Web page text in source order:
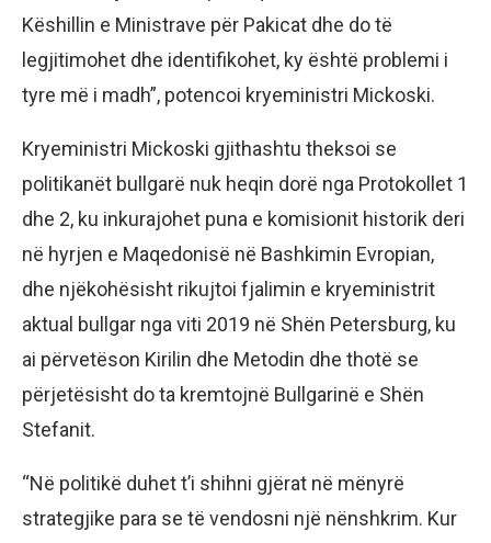
Këshillin e Ministrave për Pakicat dhe do të
legjitimohet dhe identifikohet, ky është problemi i
tyre më i madh”, potencoi kryeministri Mickoski.
Kryeministri Mickoski gjithashtu theksoi se
politikanët bullgarë nuk heqin dorë nga Protokollet 1
dhe 2, ku inkurajohet puna e komisionit historik deri
në hyrjen e Maqedonisë në Bashkimin Evropian,
dhe njëkohësisht rikujtoi fjalimin e kryeministrit
aktual bullgar nga viti 2019 në Shën Petersburg, ku
ai përvetëson Kirilin dhe Metodin dhe thotë se
përjetësisht do ta kremtojnë Bullgarinë e Shën
Stefanit.
“Në politikë duhet t’i shihni gjërat në mënyrë
strategjike para se të vendosni një nënshkrim. Kur